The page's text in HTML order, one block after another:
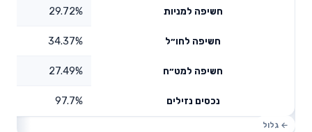
חשיפה למניות 29.72%
חשיפה לחו״ל 34.37%
חשיפה למט״ח 27.49%
נכסים נזילים 97.7%